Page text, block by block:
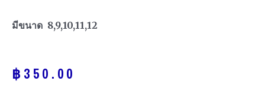
มีขนาด 8,9,10,11,12
฿ 350.00